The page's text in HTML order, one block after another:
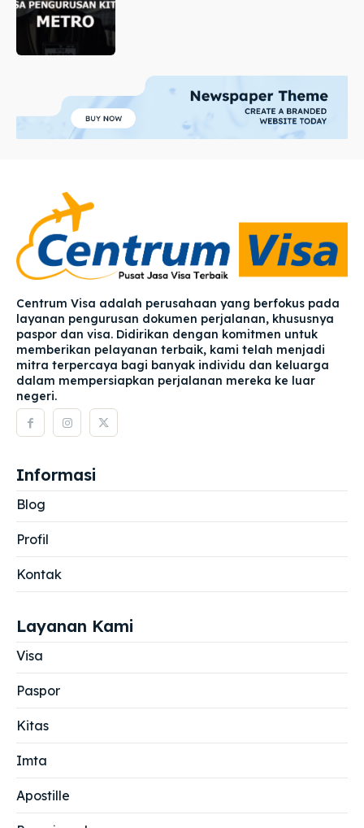
Centrum Visa adalah perusahaan yang berfokus pada
layanan pengurusan dokumen perjalanan, khususnya
paspor dan visa. Didirikan dengan komitmen untuk
memberikan pelayanan terbaik, kami telah menjadi
mitra terpercaya bagi banyak individu dan keluarga
dalam mempersiapkan perjalanan mereka ke luar
negeri.
Informasi
Blog
Profil
Kontak
Layanan Kami
Visa
Paspor
Kitas
Imta
Apostille